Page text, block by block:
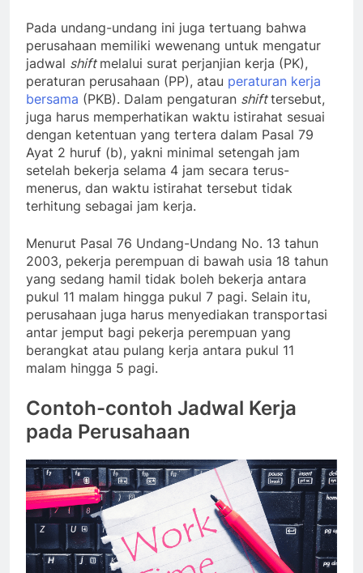
Pada undang-undang ini juga tertuang bahwa
perusahaan memiliki wewenang untuk mengatur
jadwal shift melalui surat perjanjian kerja (PK),
peraturan perusahaan (PP), atau peraturan kerja
bersama (PKB). Dalam pengaturan shifttersebut,
juga harus memperhatikan waktu istirahat sesuai
dengan ketentuan yang tertera dalam Pasal 79
Ayat 2 huruf (b), yakni minimal setengah jam
setelah bekerja selama 4 jam secara terus-
menerus, dan waktu istirahat tersebut tidak
terhitung sebagai jam kerja.
Menurut Pasal 76 Undang-Undang No. 13 tahun
2003, pekerja perempuan di bawah usia 18 tahun
yang sedang hamil tidak boleh bekerja antara
pukul 11 malam hingga pukul 7 pagi. Selain itu,
perusahaan juga harus menyediakan transportasi
antar jemput bagi pekerja perempuan yang
berangkat atau pulang kerja antara pukul 11
malam hingga 5 pagi.
Contoh-contoh Jadwal Kerja
pada Perusahaan